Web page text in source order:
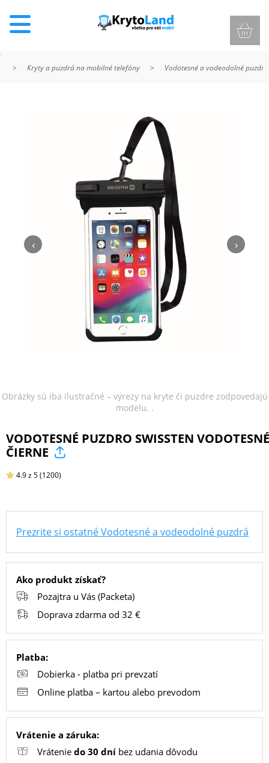
NABÍJANIE
PRE
MOBILY
PRE
TABLETY
GAMING
‹ ›
Obrázky sú iba ilustračné – výrezy na kryte či puzdre zodpovedajú
modelu. .
VODOTESNÉ PUZDRO SWISSTEN VODOTESNÉ
ČIERNE
4.9z 5(1200)
Prezrite si ostatné Vodotesné a vodeodolné puzdrá
Ako produkt získať?
Pozajtra u Vás (Packeta)
Doprava zdarma od 32 €
Platba:
Dobierka - platba pri prevzatí
Online platba – kartou alebo prevodom
Vrátenie a záruka:
Vrátenie do 30 dní bez udania dôvodu
> Kryty a puzdrá na mobilné telefóny > Vodotesné a vodeodolné puzdrá